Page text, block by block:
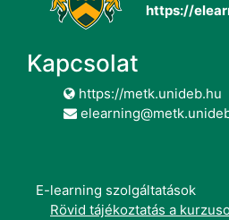
https://
Kapcsolat
https://metk.unideb.hu
E-learning szolgáltatások
Rövid tájékoztatás a